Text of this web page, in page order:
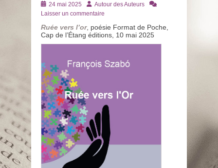
Posté
le
24 mai 2025 AuteurAutour des Auteurs
Laisser un commentaire
Ruée vers l’or, poésie Format de Poche,
Cap de l’Étang éditions, 10 mai 2025